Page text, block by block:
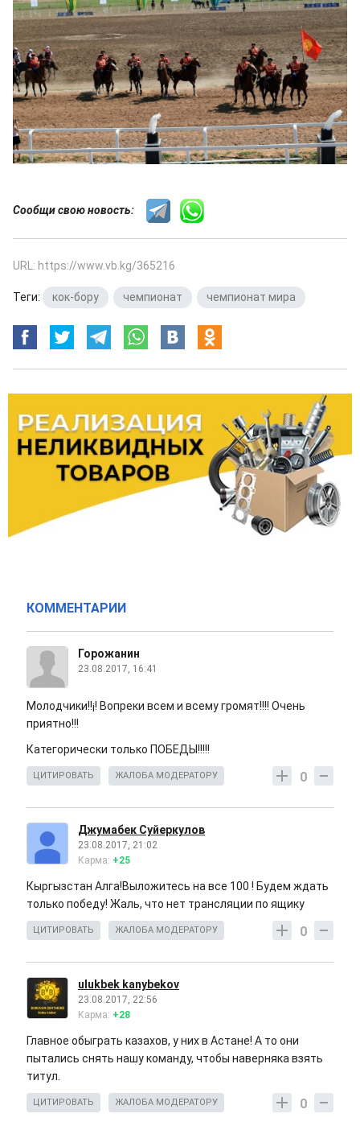
Сообщи свою новость:
URL: https://www.vb.kg/365216
Теги: кок-бору чемпионат чемпионат мира
КОММЕНТАРИИ
Горожанин
23.08.2017, 16:41
Молодчики!!¡! Вопреки всем и всему громят!!!! Очень
приятно!!!
Категорически только ПОБЕДЫ!!!!!
0
ЦИТИРОВАТЬ ЖАЛОБА МОДЕРАТОРУ
Джумабек Суйеркулов
23.08.2017, 21:02
Карма: +25
Кыргызстан Алга!Выложитесь на все 100 ! Будем ждать
только победу! Жаль, что нет трансляции по ящику
0
ЦИТИРОВАТЬ ЖАЛОБА МОДЕРАТОРУ
ulukbek kanybekov
23.08.2017, 22:56
Карма: +28
Главное обыграть казахов, у них в Астане! А то они
пытались снять нашу команду, чтобы наверняка взять
титул.
0
ЦИТИРОВАТЬ ЖАЛОБА МОДЕРАТОРУ